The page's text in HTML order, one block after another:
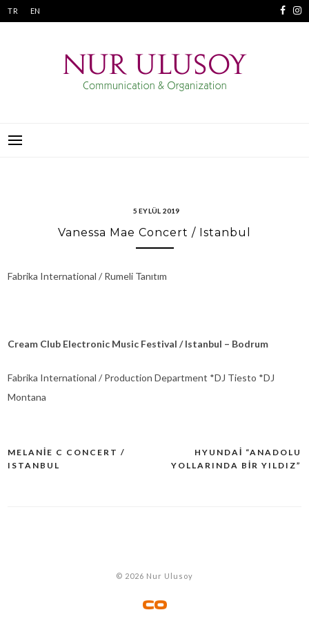
Skip
to
TR EN
5 EYLÜL 2019
Vanessa Mae Concert / Istanbul
Fabrika International / Rumeli Tanıtım
Cream Club Electronic Music Festival / Istanbul – Bodrum
Fabrika International / Production Department *DJ Tiesto *DJ
Montana
Yazı
HYUNDAI “ANADOLU
YOLLARINDA BIR YILDIZ”
MELANIE C CONCERT /
ISTANBUL
© 2026 Nur Ulusoy